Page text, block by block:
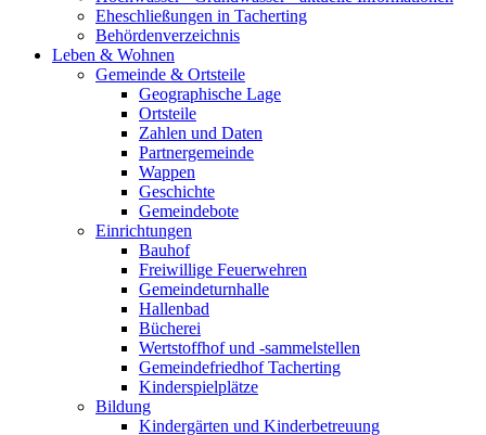
Eheschließungen in Tacherting
Behördenverzeichnis
Leben & Wohnen
Gemeinde & Ortsteile
Geographische Lage
Ortsteile
Zahlen und Daten
Partnergemeinde
Wappen
Geschichte
Gemeindebote
Einrichtungen
Bauhof
Freiwillige Feuerwehren
Gemeindeturnhalle
Hallenbad
Bücherei
Wertstoffhof und -sammelstellen
Gemeindefriedhof Tacherting
Kinderspielplätze
Bildung
Kindergärten und Kinderbetreuung